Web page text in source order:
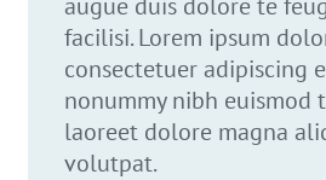
facilisi. Lorem ipsum
consectetuer adipiscing
nonummy nibh euismod
laoreet dolore magna
volutpat.